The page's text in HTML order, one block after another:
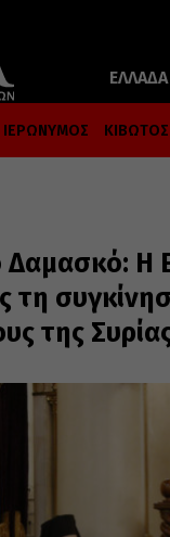
ΕΛΛΑΔΑ
ΙΕΡΩΝΥΜΟΣ
Δαμασκό: Η
τη
της